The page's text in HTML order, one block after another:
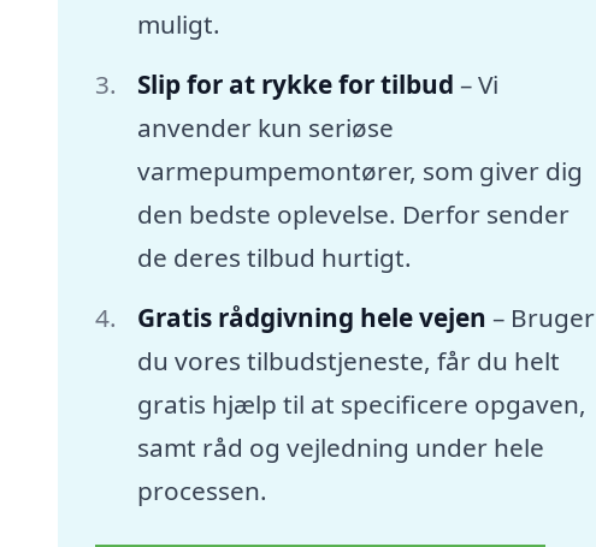
muligt.
Slip for at rykke for tilbud – Vi
anvender kun seriøse
varmepumpemontører, som giver dig
den bedste oplevelse. Derfor sender
de deres tilbud hurtigt.
Gratis rådgivning hele vejen – Bruger
du vores tilbudstjeneste, får du helt
gratis hjælp til at specificere opgaven,
samt råd og vejledning under hele
processen.